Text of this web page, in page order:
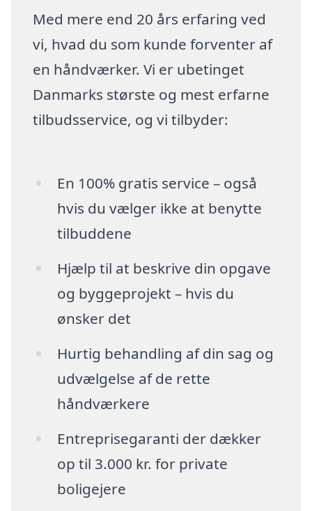
Med mere end 20 års erfaring ved
vi, hvad du som kunde forventer af
en håndværker. Vi er ubetinget
Danmarks største og mest erfarne
tilbudsservice, og vi tilbyder:
En 100% gratis service – også
hvis du vælger ikke at benytte
tilbuddene
Hjælp til at beskrive din opgave
og byggeprojekt – hvis du
ønsker det
Hurtig behandling af din sag og
udvælgelse af de rette
håndværkere
Entreprisegaranti der dækker
op til 3.000 kr. for private
boligejere